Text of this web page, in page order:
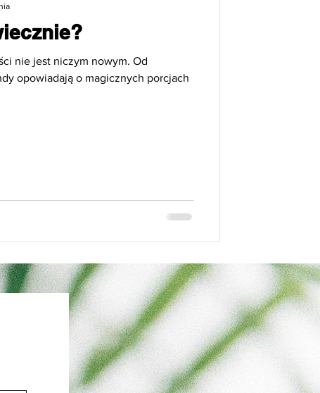
nie jest niczym nowym. Od
opowiadają o magicznych porcjach